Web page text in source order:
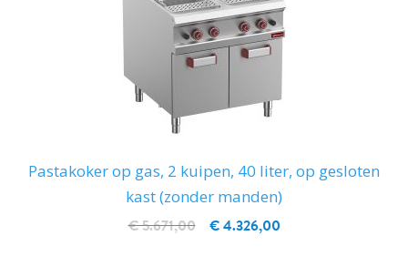
Pastakoker op gas, 2 kuipen, 40 liter, op gesloten
kast (zonder manden)
€ 4.326,00
€ 5.671,00